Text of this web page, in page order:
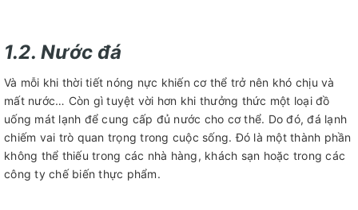
1.2. Nước đá
Và mỗi khi thời tiết nóng nực khiến cơ thể trở nên khó chịu và
mất nước… Còn gì tuyệt vời hơn khi thưởng thức một loại đồ
uống mát lạnh để cung cấp đủ nước cho cơ thể. Do đó, đá lạnh
chiếm vai trò quan trọng trong cuộc sống. Đó là một thành phần
không thể thiếu trong các nhà hàng, khách sạn hoặc trong các
công ty chế biến thực phẩm.